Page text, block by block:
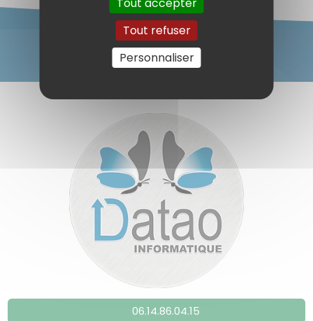
06.14.86.04.15
Tout refuser
Personnaliser